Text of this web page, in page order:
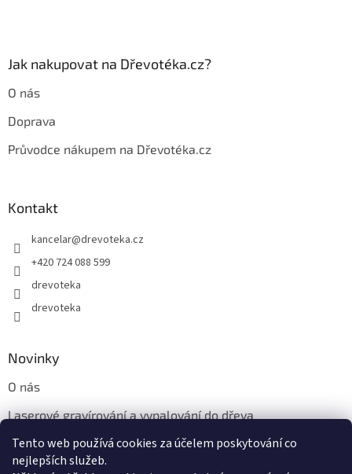
Tento web používá cookies za účelem poskytování co
nejlepších služeb.
Jak nakupovat na Dřevotéka.cz?
O nás
Doprava
Průvodce nákupem na Dřevotéka.cz
Kontakt
kancelar@drevoteka.cz
+420 724 088 599
drevoteka
drevoteka
Novinky
O nás
Laserové gravírování a vypalování do dřeva
Proč jíst z přírodních dřevěných talířů: Ekologická a Stylová
Volba